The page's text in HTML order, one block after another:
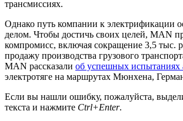
трансмиссиях.
Однако путь компании к электрификации
делом. Чтобы достичь своих целей, MAN
компромисс, включая сокращение 3,5 тыс.
продажу производства грузового
MAN рассказали об успешных испытаниях
электротяге на маршрутах Мюнхена,
Если вы нашли ошибку, пожалуйста,
текста и нажмите Ctrl+Enter.